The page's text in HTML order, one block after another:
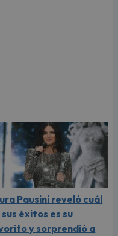
Pausini reveló cuál
sus éxitos es su
y sorprendió a